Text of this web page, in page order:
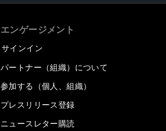
エンゲージメント
サインイン
パートナー（組織）について
参加する（個人、組織）
プレスリリース登録
ニュースレター購読